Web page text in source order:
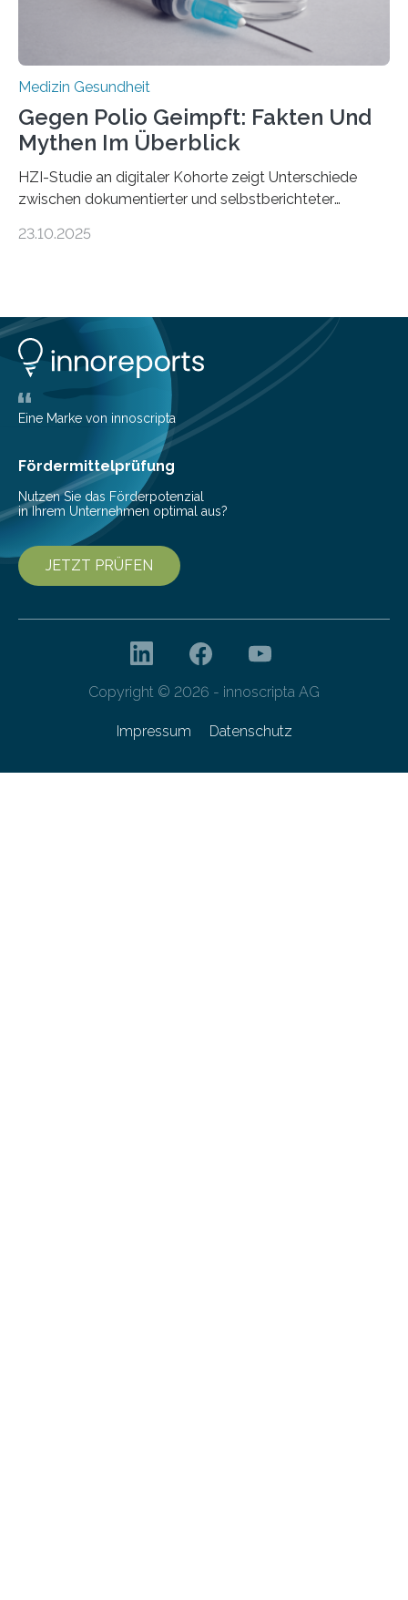
Stiftung unterstützte das Projekt…
Medizin Gesundheit
Gegen Polio Geimpft: Fakten Und
Mythen Im Überblick
HZI-Studie an digitaler Kohorte zeigt Unterschiede
zwischen dokumentierter und selbstberichteter
Kinderlähmung, ist eine ansteckende Krankheit, die
nur noch in zwei Ländern endemisch. Bis das Virus
weltweit ausgerottet ist, ist aber auch in Deutschland
ein Impfschutz wichtig, da das Virus jederzeit wieder
eingeschleppt werden könnte. Epidemiolog:innen des
Helmholtz-Zentrums für Infektionsforschung (HZI)
haben nun gezeigt, dass viele…
23.10.2025
Eine Marke von innoscripta
Fördermittelprüfung
Nutzen Sie das Förderpotenzial
in Ihrem Unternehmen optimal aus?
JETZT PRÜFEN
Copyright © 2026 - innoscripta AG
Impressum Datenschutz